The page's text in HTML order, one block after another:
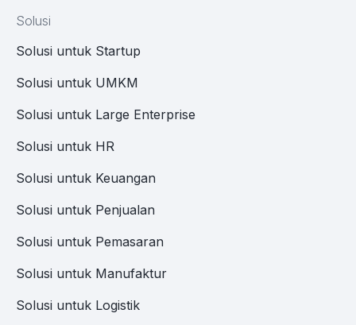
Solusi
Solusi untuk Startup
Solusi untuk UMKM
Solusi untuk Large Enterprise
Solusi untuk HR
Solusi untuk Keuangan
Solusi untuk Penjualan
Solusi untuk Pemasaran
Solusi untuk Manufaktur
Solusi untuk Logistik